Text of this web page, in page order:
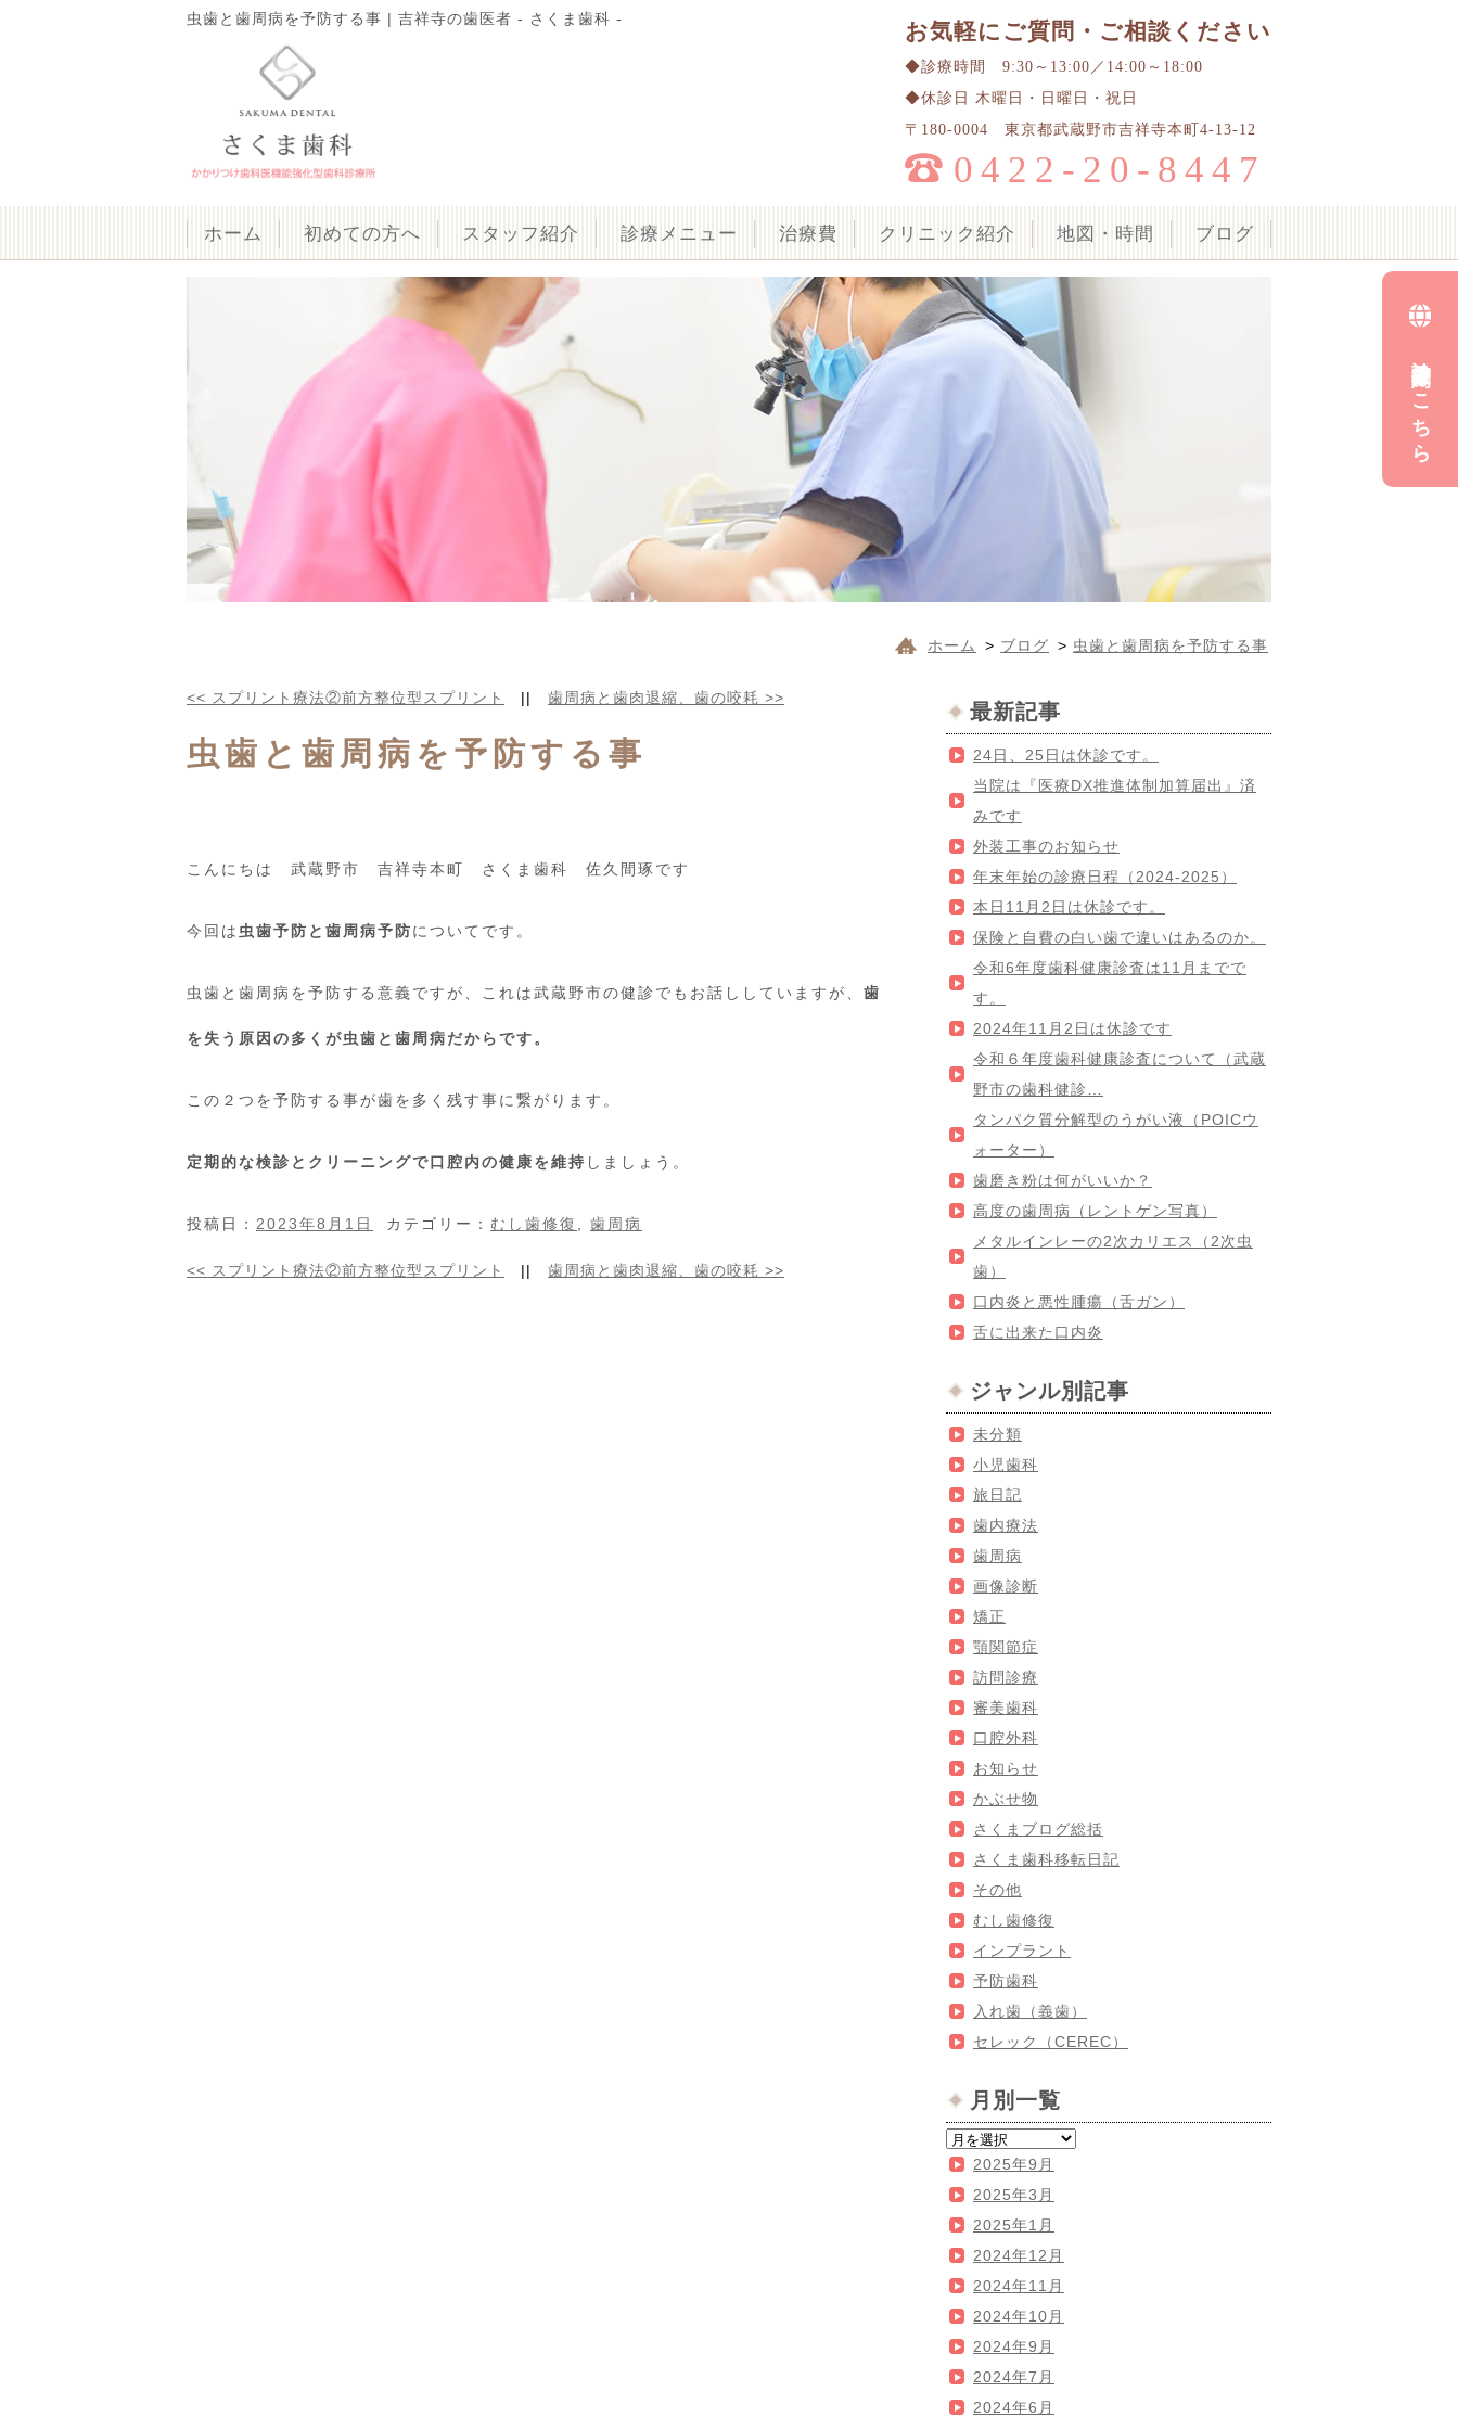
虫歯と歯周病を予防する事 | 吉祥寺の歯医者 - さくま歯科 - お気軽にご質問・ご相談ください
◆診療時間 9:30～13:00／14:00～18:00
◆休診日 木曜日・日曜日・祝日
〒180-0004 東京都武蔵野市吉祥寺本町4-13-12
0422-20-8447
ホーム 初めての方へ スタッフ紹介 診療メニュー 治療費 クリニック紹介 地図・時間 ブログ
診療予約はこちら
ホーム > ブログ > 虫歯と歯周病を予防する事
<< スプリント療法②前方整位型スプリント || 歯周病と歯肉退縮、歯の咬耗 >>
虫歯と歯周病を予防する事
こんにちは 武蔵野市 吉祥寺本町 さくま歯科 佐久間琢です
今回は 虫歯予防と歯周病予防についてです。
虫歯と歯周病を予防する意義ですが、これは武蔵野市の健診でもお話ししていますが、 歯
を失う原因の多くが虫歯と歯周病だからです。
この２つを予防する事が歯を多く残す事に繋がります。
定期的な検診とクリーニングで口腔内の健康を維持 しましょう。
投稿日： 2023年8月1日 カテゴリー： むし歯修復 歯周病
<< スプリント療法②前方整位型スプリント || 歯周病と歯肉退縮、歯の咬耗 >>
最新記事
24日、25日は休診です。
当院は『医療DX推進体制加算届出』済
みです
外装工事のお知らせ
年末年始の診療日程（2024-2025）
本日11月2日は休診です。
保険と自費の白い歯で違いはあるのか。
令和6年度歯科健康診査は11月までで
す。
2024年11月2日は休診です
令和６年度歯科健康診査について（武蔵
野市の歯科健診…
タンパク質分解型のうがい液（POICウ
ォーター）
歯磨き粉は何がいいか？
高度の歯周病（レントゲン写真）
メタルインレーの2次カリエス（2次虫
歯）
口内炎と悪性腫瘍（舌ガン）
舌に出来た口内炎
ジャンル別記事
未分類
小児歯科
旅日記
歯内療法
歯周病
画像診断
矯正
顎関節症
訪問診療
審美歯科
口腔外科
お知らせ
かぶせ物
さくまブログ総括
さくま歯科移転日記
その他
むし歯修復
インプラント
予防歯科
入れ歯（義歯）
セレック（CEREC）
月別一覧
2025年9月
2025年3月
2025年1月
2024年12月
2024年11月
2024年10月
2024年9月
2024年7月
2024年6月